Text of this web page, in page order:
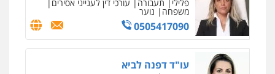
עו"ד ירון גיגי
פלילי צווארון לבן מעצרים הליכי הסגרה
0522249087